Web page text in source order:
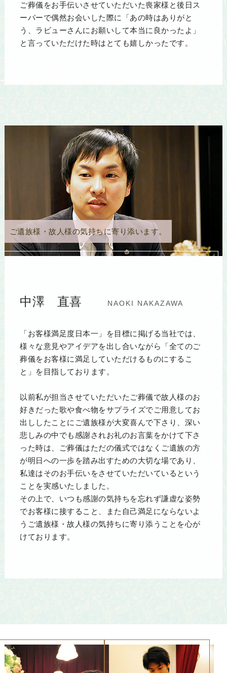
ご葬儀をお手伝いさせていただいた喪家様と後日ス
ーパーで偶然お会いした際に「あの時はありがと
う、ラビューさんにお願いして本当に良かったよ」
と言っていただけた時はとても嬉しかったです。
ご遺族様・故人様の気持ちに寄り添います。
中澤 直喜 NAOKI NAKAZAWA
「お客様満足度日本一」を目標に掲げる当社では、
様々な意見やアイデアを出し合いながら「全てのご
葬儀をお客様に満足していただけるものにするこ
と」を目指しております。
以前私が担当させていただいたご葬儀で故人様のお
好きだった歌や食べ物をサプライズでご用意してお
出ししたことにご遺族様が大変喜んで下さり、深い
悲しみの中でも感謝されお礼のお言葉をかけて下さ
った時は、ご葬儀はただの儀式ではなくご遺族の方
が明日への一歩を踏み出すための大切な場であり、
私達はそのお手伝いをさせていただいているという
ことを実感いたしました。
その上で、いつも感謝の気持ちを忘れず謙虚な姿勢
でお客様に接すること、また自己満足にならないよ
うご遺族様・故人様の気持ちに寄り添うことを心が
けております。